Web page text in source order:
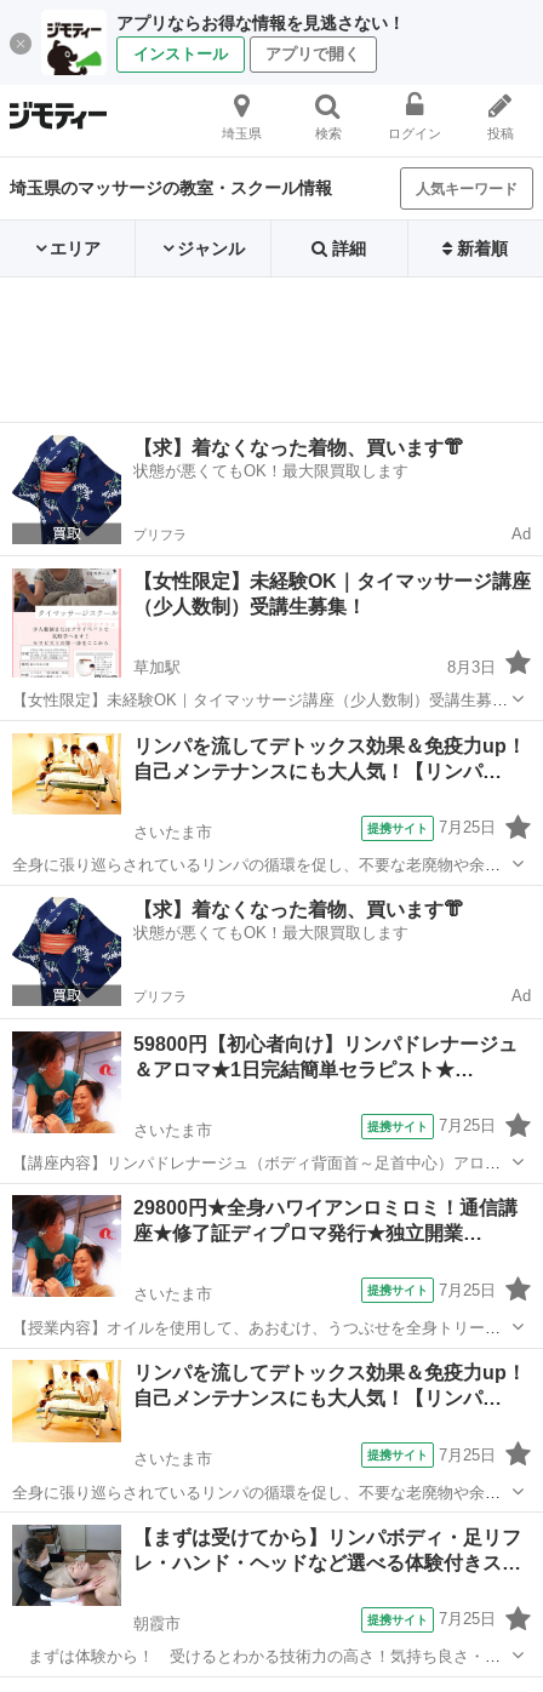
アプリならお得な情報を見逃さない！
インストール アプリで開く
埼玉県 検索 ログイン 投稿
埼玉県のマッサージの教室・スクール情報 人気キーワード
エリア ジャンル 詳細 新着順
【求】着なくなった着物、買います👘
状態が悪くてもOK！最大限買取します
プリフラ Ad
【女性限定】未経験OK｜タイマッサージ講座
（少人数制）受講生募集！
草加駅
8月3日
【女性限定】未経験OK｜タイマッサージ講座（少人数制）受講生募
集！ 「家族にマッサージしてあげたい」 「手に職をつけたい」 「副
業を探している」 そんな方におすすめの実践スクールです。 ◆この講
座でできるよ...
埼玉 草加市 草加駅 マッサージ 認定校
リンパを流してデトックス効果＆免疫力up！
自己メンテナンスにも大人気！【リンパ…
さいたま市 提携サイト 7月25日
全身に張り巡らされているリンパの循環を促し、不要な老廃物や余分
な水分等を体外に排出させ、疲労回復・冷え・むくみ・ストレス等、
現代の悩み改善や、ダイエット・美肌効果にも大注目の『リンパボデ
ィマッサージ』！リラクゼーションサロン...
埼玉 さいたま市 マッサージ
【求】着なくなった着物、買います👘
状態が悪くてもOK！最大限買取します
プリフラ Ad
59800円【初心者向け】リンパドレナージュ
＆アロマ★1日完結簡単セラピスト★…
さいたま市 提携サイト 7月25日
【講座内容】リンパドレナージュ（ボディ背面首～足首中心）アロマ
トリートメント（デコルテ・背中）の技術を1日完結４時間マンツーマ
ンレッスンで学習できます。実技中心ですが、トラブル回避の為、学
科も行います。モデルさん不要なので、...
埼玉 さいたま市 マッサージ
29800円★全身ハワイアンロミロミ！通信講
座★修了証ディプロマ発行★独立開業…
さいたま市 提携サイト 7月25日
【授業内容】オイルを使用して、あおむけ、うつぶせを全身トリート
メント致します。（一部頭部はオイル無し）お客様に併せて、圧の強
弱は変更できます。とてもなめらかで気持ちよくて眠くなってしまい
ます。DVDを観ながら自宅等で時間のあ...
埼玉 さいたま市 マッサージ
リンパを流してデトックス効果＆免疫力up！
自己メンテナンスにも大人気！【リンパ…
さいたま市 提携サイト 7月25日
全身に張り巡らされているリンパの循環を促し、不要な老廃物や余分
な水分等を体外に排出させ、疲労回復・冷え・むくみ・ストレス等、
現代の悩み改善や、ダイエット・美肌効果にも大注目の『リンパボデ
ィマッサージ』！リラクゼーションサロン...
埼玉 さいたま市 マッサージ
【まずは受けてから】リンパボディ・足リフ
レ・ハンド・ヘッドなど選べる体験付きス…
朝霞市 提携サイト 7月25日
まずは体験から！ 受けるとわかる技術力の高さ！気持ち良さ・心
地よさ・スッキリ感etc.. 朝霞校アンジェラでは、体験付きのスクール